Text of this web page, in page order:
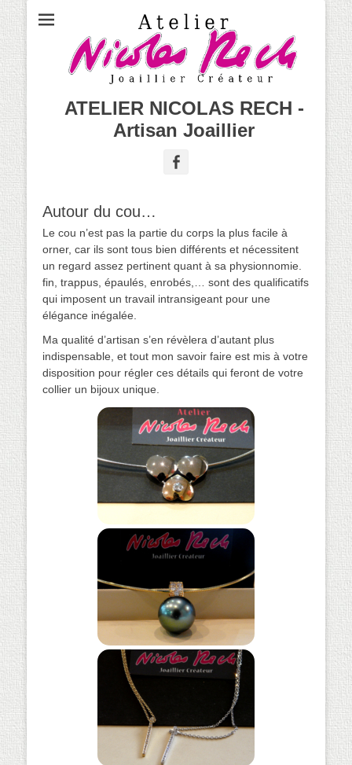
ATELIER NICOLAS RECH -
Artisan Joaillier
Autour du cou…
Le cou n’est pas la partie du corps la plus facile à
orner, car ils sont tous bien différents et nécessitent
un regard assez pertinent quant à sa physionnomie.
fin, trappus, épaulés, enrobés,… sont des qualificatifs
qui imposent un travail intransigeant pour une
élégance inégalée.
Ma qualité d’artisan s’en révèlera d’autant plus
indispensable, et tout mon savoir faire est mis à votre
disposition pour régler ces détails qui feront de votre
collier un bijoux unique.